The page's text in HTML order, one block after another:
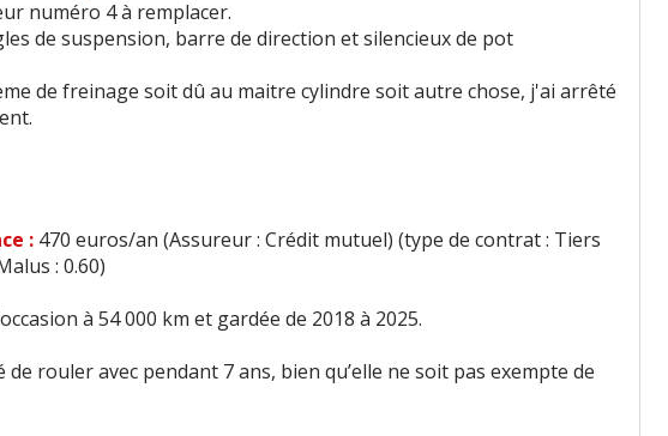
numéro 4 à remplacer.
de suspension, barre de direction et silencieux de pot
de freinage soit dû au maitre cylindre soit autre chose, j'ai arrêté
: 470 euros/an (Assureur : Crédit mutuel) (type de contrat : Tiers
: 0.60)
à 54 000 km et gardée de 2018 à 2025.
de rouler avec pendant 7 ans, bien qu’elle ne soit pas exempte de